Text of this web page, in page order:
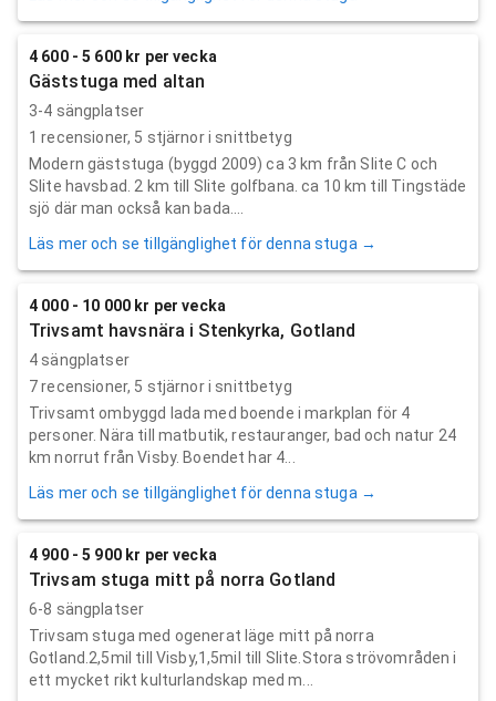
4 600 - 5 600 kr per vecka
Gäststuga med altan
3-4 sängplatser
1 recensioner, 5 stjärnor i snittbetyg
Modern gäststuga (byggd 2009) ca 3 km från Slite C och
Slite havsbad. 2 km till Slite golfbana. ca 10 km till Tingstäde
sjö där man också kan bada....
Läs mer och se tillgänglighet för denna stuga →
4 000 - 10 000 kr per vecka
Trivsamt havsnära i Stenkyrka, Gotland
4 sängplatser
7recensioner, 5 stjärnor i snittbetyg
Trivsamt ombyggd lada med boende i markplan för 4
personer. Nära till matbutik, restauranger, bad och natur 24
km norrut från Visby. Boendet har 4...
Läs mer och se tillgänglighet för denna stuga →
4 900 - 5 900 kr per vecka
Trivsam stuga mitt på norra Gotland
6-8 sängplatser
Trivsam stuga med ogenerat läge mitt på norra
Gotland.2,5mil till Visby,1,5mil till Slite.Stora strövområden i
ett mycket rikt kulturlandskap med m...